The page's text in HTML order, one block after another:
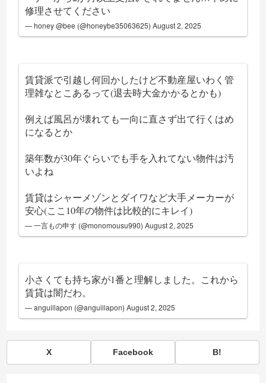
修理させてください
— honey @bee (@honeybe35063625)August 2, 2025
賃貸派で引越し何回かしたけど不動産屋いわく管
理雑なとこあるって(退去時大金かかるとかも)
例えば風呂が壊れても一向に直さず出て行くはめ
になるとか
築年数が30年ぐらいでも手を入れてない物件は汚
いよね
賃貸はシャーメゾンとダイワなど大手メーカーが
安心(ここ10年の物件は比較的にキレイ)
— 一言もの申す (@monomousu990)August 2, 2025
小さくても持ち家が1番と理解しました。これから
賃貸は闇だわ。
— anguillapon (@anguillapon)August 2, 2025
X Facebook B!